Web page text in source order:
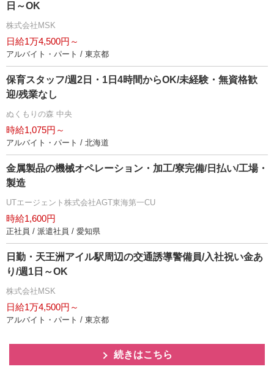
日～OK
株式会社MSK
日給1万4,500円～
アルバイト・パート / 東京都
保育スタッフ/週2日・1日4時間からOK/未経験・無資格歓
迎/残業なし
ぬくもりの森 中央
時給1,075円～
アルバイト・パート / 北海道
金属製品の機械オペレーション・加工/寮完備/日払い/工場・
製造
UTエージェント株式会社AGT東海第一CU
時給1,600円
正社員 / 派遣社員 / 愛知県
日勤・天王洲アイル駅周辺の交通誘導警備員/入社祝い金あ
り/週1日～OK
株式会社MSK
日給1万4,500円～
アルバイト・パート / 東京都
続きはこちら